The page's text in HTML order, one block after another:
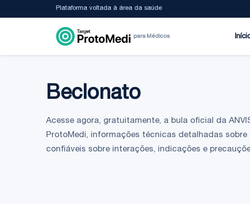
Plataforma voltada à área da saúde
para Médicos
Beclonato
Acesse agora, gratuitamente, a bula oficial da
ProtoMedi, informações técnicas detalhadas
confiáveis sobre interações, indicações e